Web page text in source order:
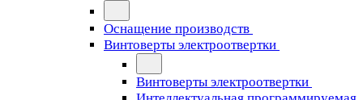
Оснащение производств
Винтоверты электроотвертки
Винтоверты электроотвертки